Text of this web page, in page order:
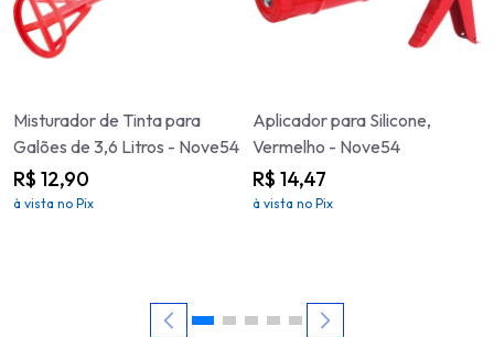
Misturador de Tinta para
Galões de 3,6 Litros - Nove54
R$ 12,90
à vista no Pix
Aplicador para Silicone,
Vermelho - Nove54
R$ 14,47
à vista no Pix